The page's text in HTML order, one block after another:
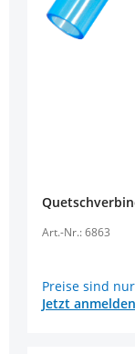
Art.-Nr.: 6863
Preise sind
Jetzt anmelden